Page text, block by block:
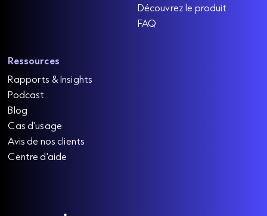
Découvrez le produit
FAQ
Ressources
Rapports & Insights
Podcast
Blog
Cas d'usage
Avis de nos clients
Centre d'aide